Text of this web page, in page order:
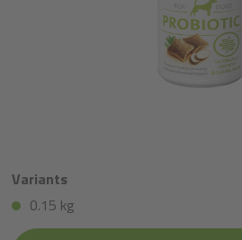
Variants
0.15 kg